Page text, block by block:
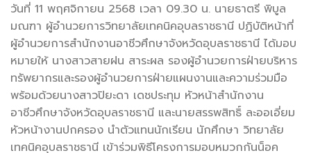
วันที่ 11 พฤศจิกายน 2568 เวลา 09.30 น. นายธาตรี พิบูล
มณฑา ผู้อำนวยการวิทยาลัยเทคนิคอุบลราชธานี ปฏิบัติหน้าที่
ผู้อำนวยการสำนักงานอาชีวศึกษาจังหวัดอุบลราชธานี ได้มอบ
หมายให้ นางสาวสายฝน สาระผล รองผู้อำนวยการฝ่ายบริหาร
ทรัพยากรและรองผู้อำนวยการฝ่ายแผนงานและความร่วมมือ
พร้อมด้วยนางสาวปิยะดา เดชประทุม หัวหน้าสำนักงาน
อาชีวศึกษาจังหวัดอุบลราชธานี และนายสรรพสิทธิ์ ละออเอี่ยม
หัวหน้างานปกครอง นำตัวแทนนักเรียน นักศึกษา วิทยาลัย
เทคนิคอุบลราชธานี เข้าร่วมพิธีโครงการมอบหมวกกันน็อค